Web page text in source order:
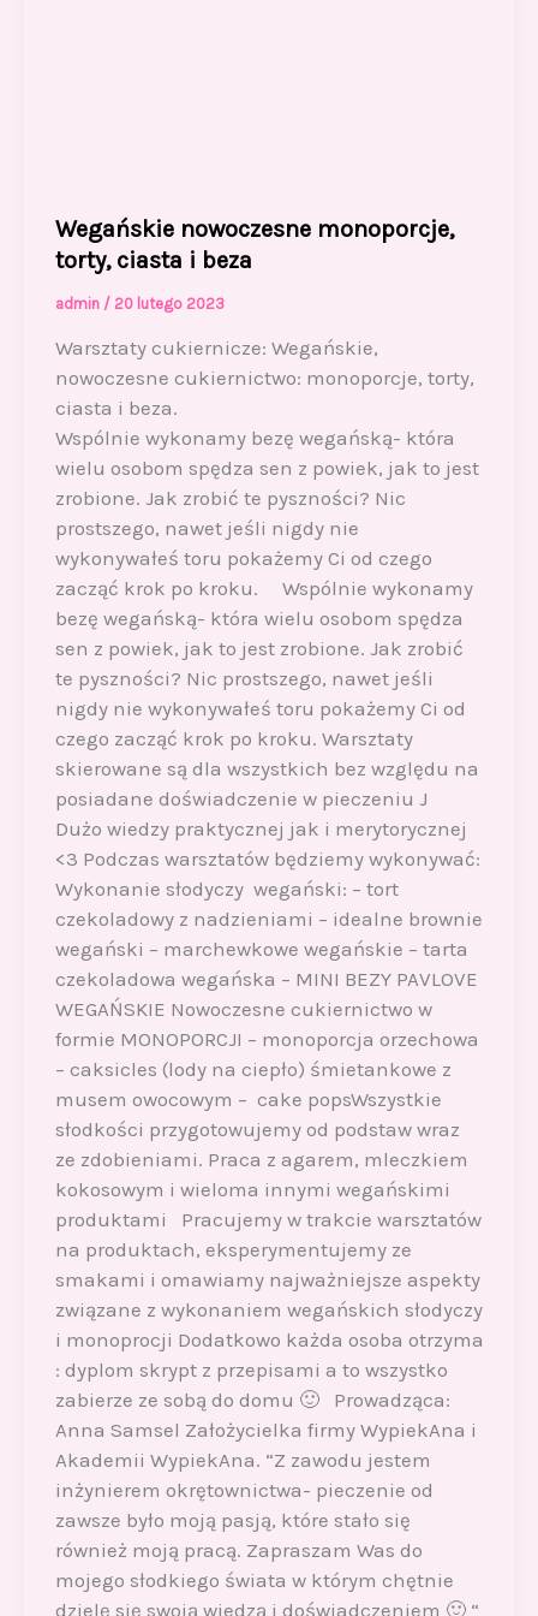
Wegańskie nowoczesne monoporcje,
torty, ciasta i beza
admin / 20 lutego 2023
Warsztaty cukiernicze: Wegańskie,
nowoczesne cukiernictwo: monoporcje, torty,
ciasta i beza.
Wspólnie wykonamy bezę wegańską- która
wielu osobom spędza sen z powiek, jak to jest
zrobione. Jak zrobić te pyszności? Nic
prostszego, nawet jeśli nigdy nie
wykonywałeś toru pokażemy Ci od czego
zacząć krok po kroku. Wspólnie wykonamy
bezę wegańską- która wielu osobom spędza
sen z powiek, jak to jest zrobione. Jak zrobić
te pyszności? Nic prostszego, nawet jeśli
nigdy nie wykonywałeś toru pokażemy Ci od
czego zacząć krok po kroku. Warsztaty
skierowane są dla wszystkich bez względu na
posiadane doświadczenie w pieczeniu J
Dużo wiedzy praktycznej jak i merytorycznej
<3 Podczas warsztatów będziemy wykonywać:
Wykonanie słodyczy wegański: – tort
czekoladowy z nadzieniami – idealne brownie
wegański – marchewkowe wegańskie – tarta
czekoladowa wegańska – MINI BEZY PAVLOVE
WEGAŃSKIE Nowoczesne cukiernictwo w
formie MONOPORCJI – monoporcja orzechowa
– caksicles (lody na ciepło) śmietankowe z
musem owocowym – cake popsWszystkie
słodkości przygotowujemy od podstaw wraz
ze zdobieniami. Praca z agarem, mleczkiem
kokosowym i wieloma innymi wegańskimi
produktami Pracujemy w trakcie warsztatów
na produktach, eksperymentujemy ze
smakami i omawiamy najważniejsze aspekty
związane z wykonaniem wegańskich słodyczy
i monoprocji Dodatkowo każda osoba otrzyma
: dyplom skrypt z przepisami a to wszystko
zabierze ze sobą do domu 🙂 Prowadząca:
Anna Samsel Założycielka firmy WypiekAna i
Akademii WypiekAna. “Z zawodu jestem
inżynierem okrętownictwa- pieczenie od
zawsze było moją pasją, które stało się
również moją pracą. Zapraszam Was do
mojego słodkiego świata w którym chętnie
dzielę się swoją wiedzą i doświadczeniem 🙂 “